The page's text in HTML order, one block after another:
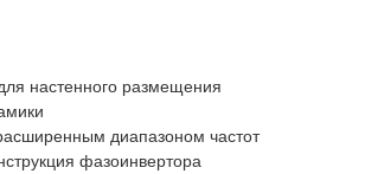
настенного размещения
диапазоном частот
фазоинвертора